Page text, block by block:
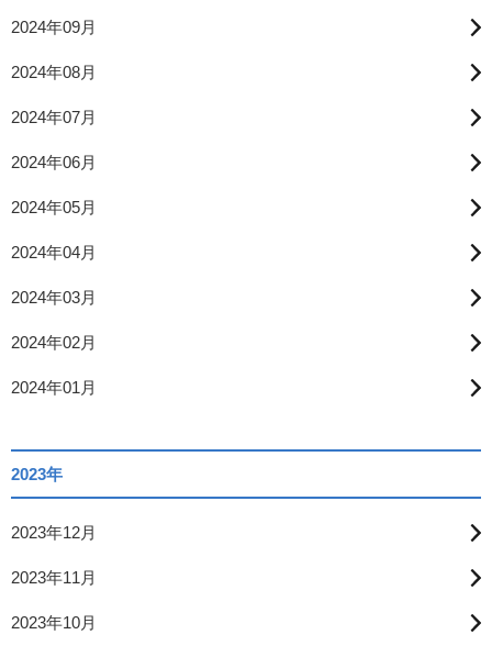
2024年09月
2024年08月
2024年07月
2024年06月
2024年05月
2024年04月
2024年03月
2024年02月
2024年01月
2023年
2023年12月
2023年11月
2023年10月